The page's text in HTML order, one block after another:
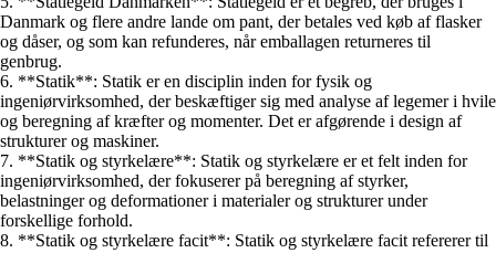
Danmark og flere andre lande om pant, der betales ved køb af flasker
og dåser, og som kan refunderes, når emballagen returneres til
genbrug.
6. **Statik**: Statik er en disciplin inden for fysik og
ingeniørvirksomhed, der beskæftiger sig med analyse af legemer i hvile
og beregning af kræfter og momenter. Det er afgørende i design af
strukturer og maskiner.
7. **Statik og styrkelære**: Statik og styrkelære er et felt inden for
ingeniørvirksomhed, der fokuserer på beregning af styrker,
belastninger og deformationer i materialer og strukturer under
forskellige forhold.
8. **Statik og styrkelære facit**: Statik og styrkelære facit refererer til